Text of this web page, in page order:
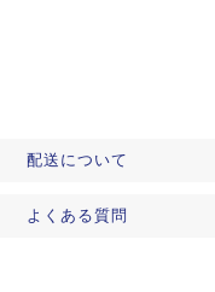
配送について
よくある質問